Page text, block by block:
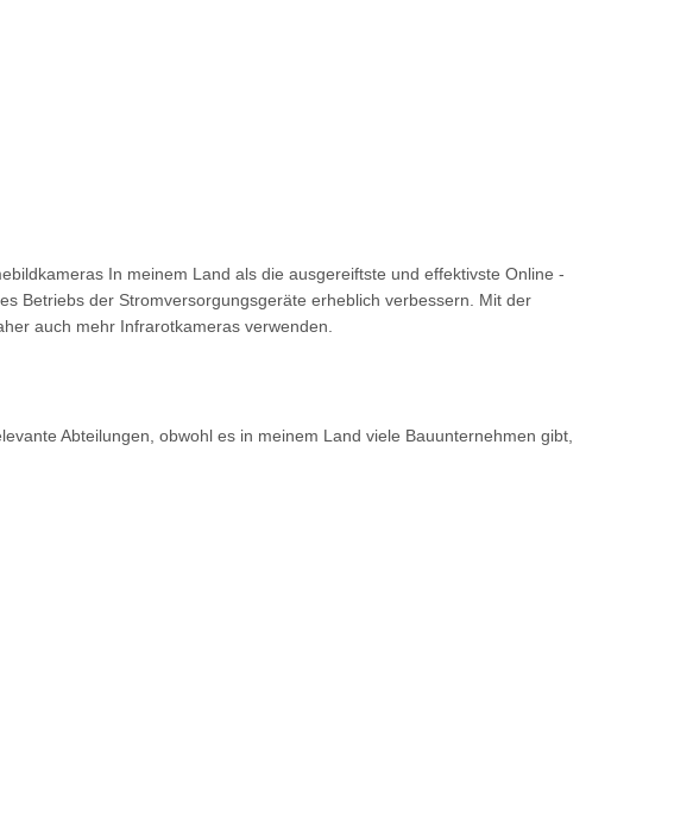
In meinem Land als die ausgereiftste und effektivste Online -
Betriebs der Stromversorgungsgeräte erheblich verbessern. Mit der
auch mehr Infrarotkameras verwenden.
Abteilungen, obwohl es in meinem Land viele Bauunternehmen gibt,